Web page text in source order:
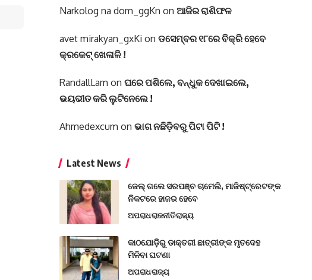
Narkolog na dom_ggKn on ଆଜିର ରାଶିଫଳ
avet mirakyan_gxKi on ଡସେମ୍ବର ୧୮ରେ ବିକ୍ରି ହେବେ
କ୍ରକେଟ୍ ଖେଳାଳି !
RandallLam on ଘରେ ପଶିଲେ, ବନ୍ଧୁକ ଦେଖାଇଲେ,
ଭୟଭୀତ କରି ଲୁଟିନେଲେ !
Ahmedexcum on ଭାଗ ନଛିଡ଼ିବରୁ ପିଟା ପିଟି !
Latest News
ଜେଲ୍ ଗଲେ ସରପଞ୍ଚ ଚାମେଲି, ମାଜିଷ୍ଟ୍ରେଟଙ୍କ
ନିକଟରେ ହାଜର ହେବେ
ଅପରାଧରାଜନୀତିରାଜ୍ୟ
କାଠଯୋଡ଼ିରୁ ଡାକ୍ତରୀ ଛାତ୍ରୀଙ୍କ ମୃତଦେହ
ମିଳିବା ଘଟଣା
ଅପରାଧରାଜ୍ୟ